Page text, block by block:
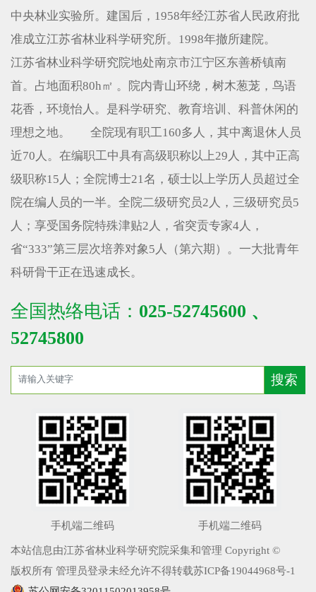
中央林业实验所。建国后，1958年经江苏省人民政府批
准成立江苏省林业科学研究所。1998年撤所建院。
江苏省林业科学研究院地处南京市江宁区东善桥镇南
首。占地面积80h㎡ 。院内青山环绕，树木葱茏，鸟语
花香，环境怡人。是科学研究、教育培训、科普休闲的
理想之地。 全院现有职工160多人，其中离退休人员
近70人。在编职工中具有高级职称以上29人，其中正高
级职称15人；全院博士21名，硕士以上学历人员超过全
院在编人员的一半。全院二级研究员2人，三级研究员5
人；享受国务院特殊津贴2人，省突贡专家4人，
省“333”第三层次培养对象5人（第六期）。一大批青年
科研骨干正在迅速成长。
全国热络电话： 025-52745600 、
52745800
手机端二维码 手机端二维码
本站信息由江苏省林业科学研究院采集和管理 Copyright ©
版权所有 管理员登录未经允许不得转载苏ICP备19044968号-1